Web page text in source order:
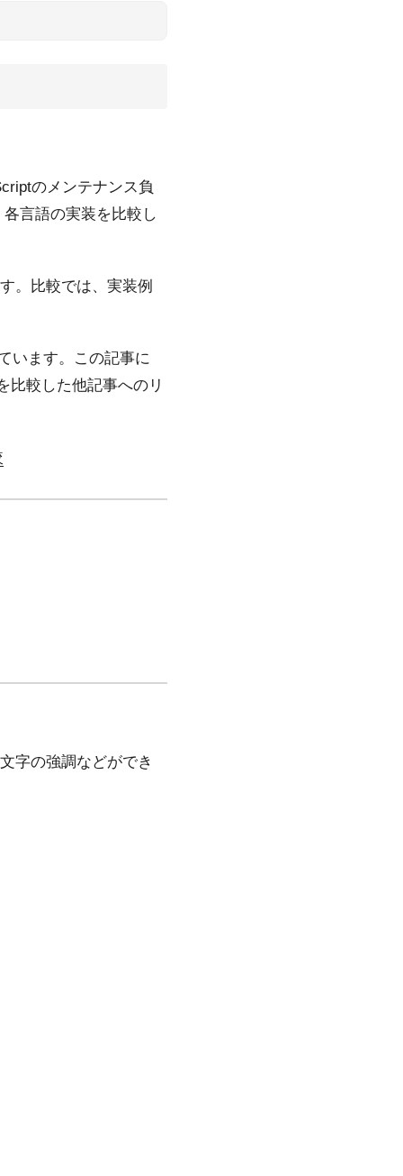
のメンテナンス負
言語の実装を比較し
。比較では、実装例
います。この記事に
比較した他記事へのリ
字の強調などができ